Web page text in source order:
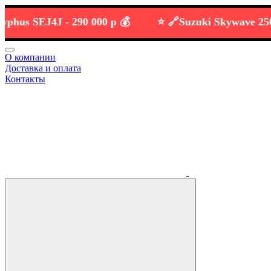
SEJ4J -290 000 р 💰 Suzuki Skywave 250 -
О компании
Доставка и оплата
Контакты